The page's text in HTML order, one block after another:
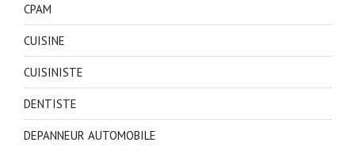
CPAM
CUISINE
CUISINISTE
DENTISTE
DEPANNEUR AUTOMOBILE